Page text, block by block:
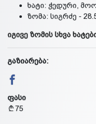
ხატი: ჭედური,
ზომა: სიგრძე -
იგივე ზომის სხვა
გაზიარება:
ფასი
75